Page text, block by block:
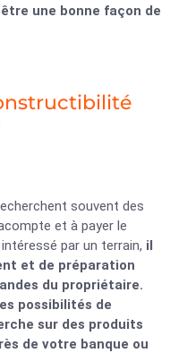
une bonne façon de
souvent des
et à payer le
par un terrain, il
et de préparation
du propriétaire.
possibilités de
sur des produits
de votre banque ou